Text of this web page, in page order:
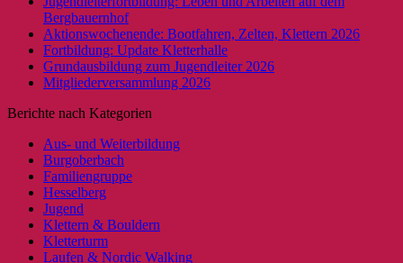
Bergbauernhof
Aktionswochenende: Bootfahren, Zelten, Klettern 2026
Fortbildung: Update Kletterhalle
Grundausbildung zum Jugendleiter 2026
Mitgliederversammlung 2026
Berichte nach Kategorien
Aus- und Weiterbildung
Burgoberbach
Familiengruppe
Hesselberg
Jugend
Klettern & Bouldern
Kletterturm
Laufen & Nordic Walking